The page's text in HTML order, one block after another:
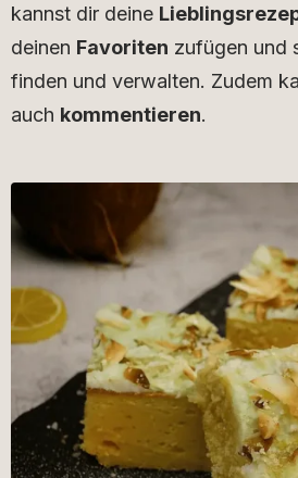
kannst dir deine
deinen Favoriten zufügen und
finden und verwalten. Zudem
auch kommentieren.